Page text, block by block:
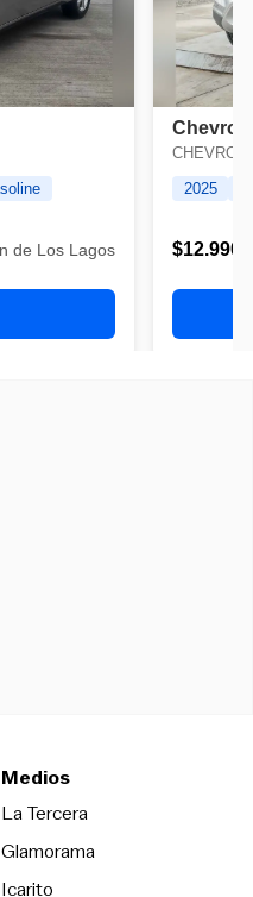
Medios
La TerceraOpens in new
Glamorama
Icarito